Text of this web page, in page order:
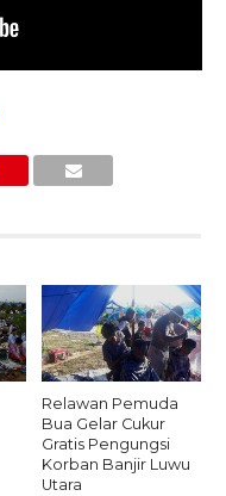
Relawan Pemuda
Bua Gelar Cukur
Gratis Pengungsi
Korban Banjir Luwu
Utara